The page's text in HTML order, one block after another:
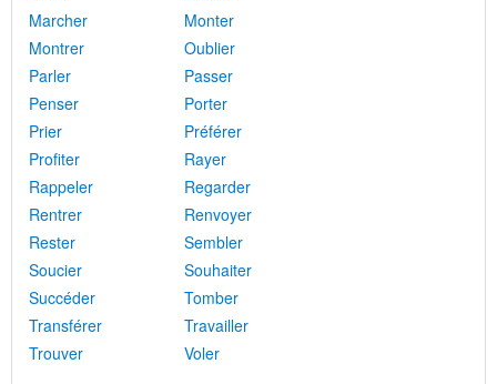
Marcher
Monter
Montrer
Oublier
Parler
Passer
Penser
Porter
Prier
Préférer
Profiter
Rayer
Rappeler
Regarder
Rentrer
Renvoyer
Rester
Sembler
Soucier
Souhaiter
Succéder
Tomber
Transférer
Travailler
Trouver
Voler